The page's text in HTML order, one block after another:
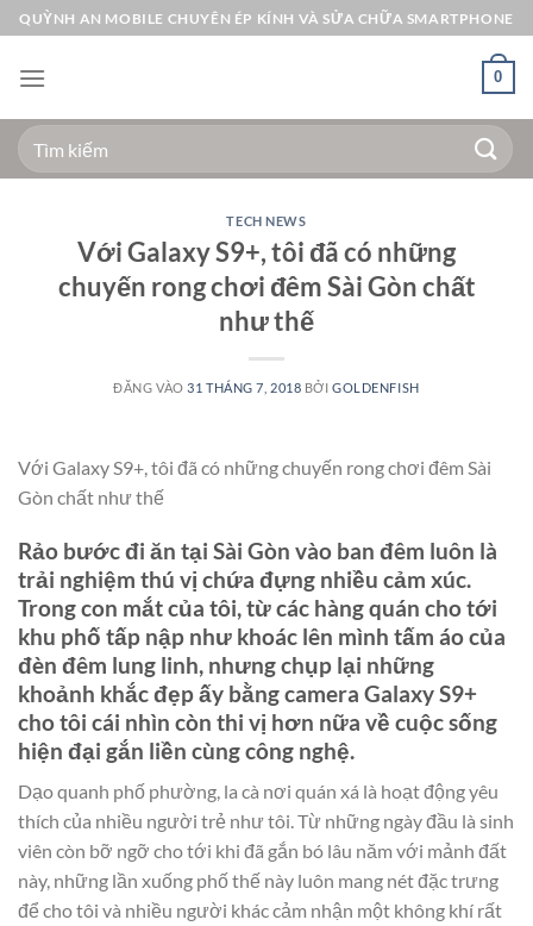
Bỏ
qua
nội
QUỲNH AN MOBILE CHUYÊN ÉP KÍNH VÀ SỬA CHỮA SMARTPHONE
0
Tìm
kiếm:
TECH NEWS
Với Galaxy S9+, tôi đã có những
chuyến rong chơi đêm Sài Gòn chất
như thế
ĐĂNG VÀO31 THÁNG 7, 2018 BỞIGOLDENFISH
Với Galaxy S9+, tôi đã có những chuyến rong chơi đêm Sài
Gòn chất như thế
Rảo bước đi ăn tại Sài Gòn vào ban đêm luôn là
trải nghiệm thú vị chứa đựng nhiều cảm xúc.
Trong con mắt của tôi, từ các hàng quán cho tới
khu phố tấp nập như khoác lên mình tấm áo của
đèn đêm lung linh, nhưng chụp lại những
khoảnh khắc đẹp ấy bằng camera Galaxy S9+
cho tôi cái nhìn còn thi vị hơn nữa về cuộc sống
hiện đại gắn liền cùng công nghệ.
Dạo quanh phố phường, la cà nơi quán xá là hoạt động yêu
thích của nhiều người trẻ như tôi. Từ những ngày đầu là sinh
viên còn bỡ ngỡ cho tới khi đã gắn bó lâu năm với mảnh đất
này, những lần xuống phố thế này luôn mang nét đặc trưng
để cho tôi và nhiều người khác cảm nhận một không khí rất